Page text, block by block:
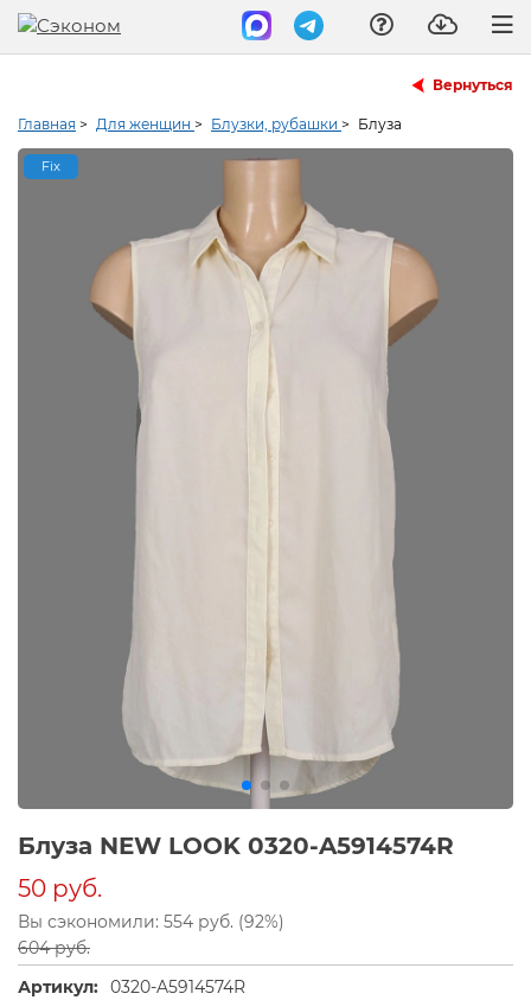
Вернуться
Главная > Для женщин > Блузки, рубашки > Блуза
Fix
Блуза NEW LOOK 0320-A5914574R
50 руб.
Вы сэкономили: 554 руб. (92%)
604 руб.
Артикул: 0320-A5914574R